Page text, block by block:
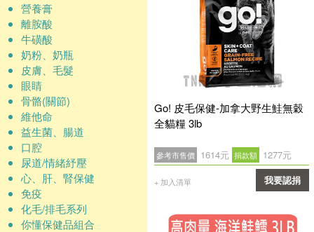
營養膏
離胺酸
牛磺酸
奶粉、奶瓶
皮膚、毛髮
眼睛
骨骼(關節)
維他命
益生菌、腸道
口腔
尿道/情緒紓壓
心、肝、腎保健
免疫
化毛/排毛系列
你懂保健品組合
Go! 皮毛保健-加拿大野生鮭無穀
全貓糧 3lb
參考市售價 1614元 捐款額 1277元
+ 加入清單 我要認捐